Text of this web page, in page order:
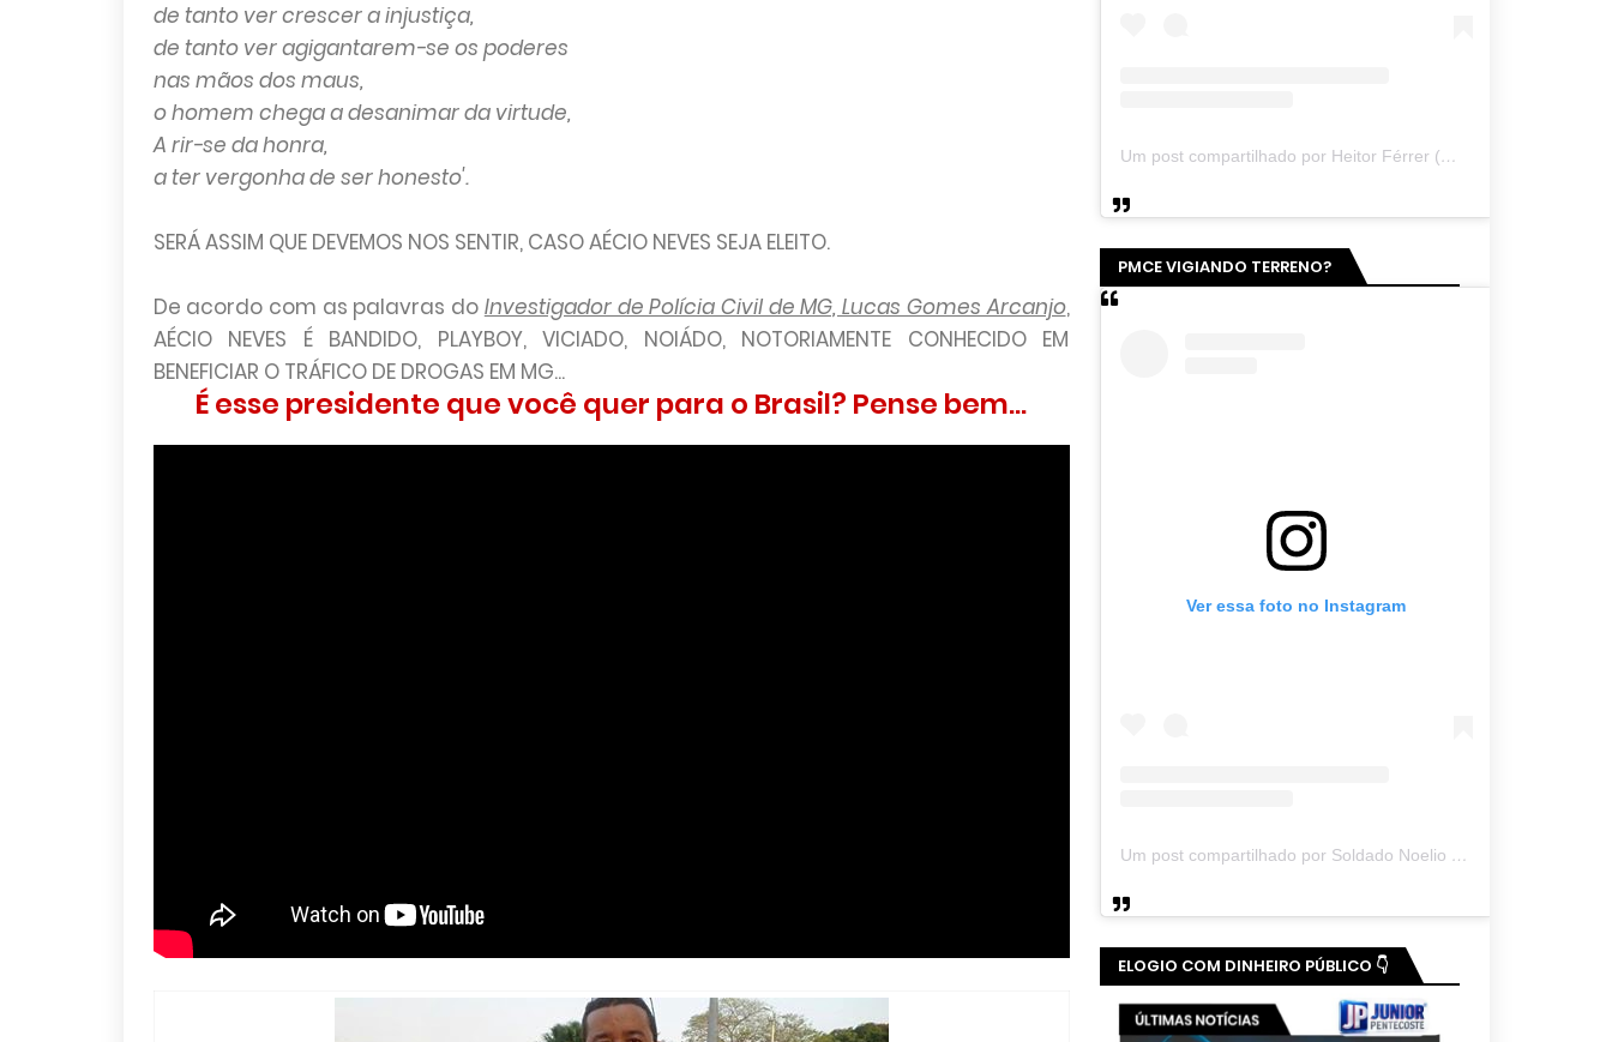
de tanto ver crescer a injustiça,
de tanto ver agigantarem-se os poderes
nas mãos dos maus,
o homem chega a desanimar da virtude,
A rir-se da honra,
a ter vergonha de ser honesto'.
SERÁ ASSIM QUE DEVEMOS NOS SENTIR, CASO AÉCIO NEVES SEJA ELEITO.
De acordo com as palavras do Investigador de Polícia Civil de MG, Lucas Gomes Arcanjo,
AÉCIO NEVES É BANDIDO, PLAYBOY, VICIADO, NOIÁDO, NOTORIAMENTE CONHECIDO EM
BENEFICIAR O TRÁFICO DE DROGAS EM MG...
É esse presidente que você quer para o Brasil? Pense bem...
Um post compartilhado por Heitor Férrer (@heitor_ferrer77)
PMCE VIGIANDO TERRENO?
Ver essa foto no Instagram
Um post compartilhado por Soldado Noelio (@soldadonoelio)
ELOGIO COM DINHEIRO PÚBLICO 👇